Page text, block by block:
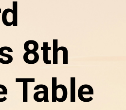
8th
Table